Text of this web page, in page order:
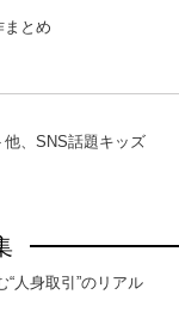
とめ
、SNS話題キッズ
人身取引”のリアル